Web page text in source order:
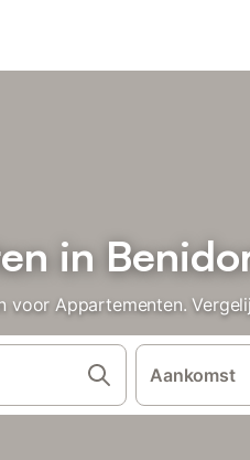
in
voor Appartementen.
Aankomst